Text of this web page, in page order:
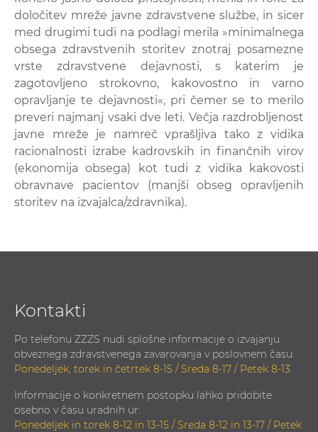
določitev mreže javne zdravstvene službe, in sicer
med drugimi tudi na podlagi merila »minimalnega
obsega zdravstvenih storitev znotraj posamezne
vrste zdravstvene dejavnosti, s katerim je
zagotovljeno strokovno, kakovostno in varno
opravljanje te dejavnosti«, pri čemer se to merilo
preveri najmanj vsaki dve leti. Večja razdrobljenost
javne mreže je namreč vprašljiva tako z vidika
racionalnosti izrabe kadrovskih in finančnih virov
(ekonomija obsega) kot tudi z vidika kakovosti
obravnave pacientov (manjši obseg opravljenih
storitev na izvajalca/zdravnika).
Kontakti
Po telefonu ZZZS nudi splošne informacije o izvajanju
obveznega zdravstvenega zavarovanja v poslovnem času:
Ponedeljek, torek in četrtek 8-15 / Sreda 8-17 / Petek 8-13
Informacije o konkretnem postopku lahko pridobite
osebno v času uradnih ur:
Ponedeljek in torek 8-12 in 13-15 / Sreda 8-12 in 13-17 / Petek